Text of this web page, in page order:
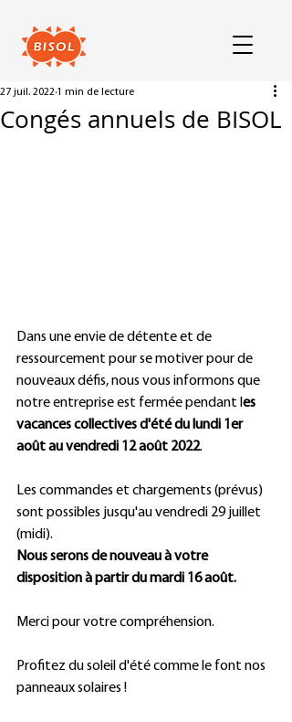
Congés annuels de BISOL
27 juil. 2022 1 min de lecture
Dans une envie de détente et de
ressourcement pour se motiver pour de
nouveaux défis, nous vous informons que
notre entreprise est fermée pendant l es
vacances collectives d'été du lundi 1er
août au vendredi 12 août 2022.
Les commandes et chargements (prévus)
sont possibles jusqu'au vendredi 29 juillet
(midi).
Nous serons de nouveau à votre
disposition à partir du mardi 16 août.
Merci pour votre compréhension.
Profitez du soleil d'été comme le font nos
panneaux solaires !